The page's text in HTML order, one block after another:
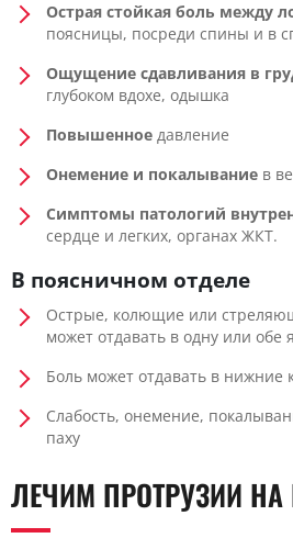
Острая стойкая боль между
поясницы, посреди спины и в
Ощущение сдавливания в
глубоком вдохе, одышка
Повышенное давление
Онемение и покалывание в
Симптомы патологий
сердце и легких, органах ЖКТ.
В поясничном отделе
Острые, колющие или
может отдавать в одну или обе
Боль может отдавать в нижние
Слабость, онемение,
паху
ЛЕЧИМ ПРОТРУЗИИ НА